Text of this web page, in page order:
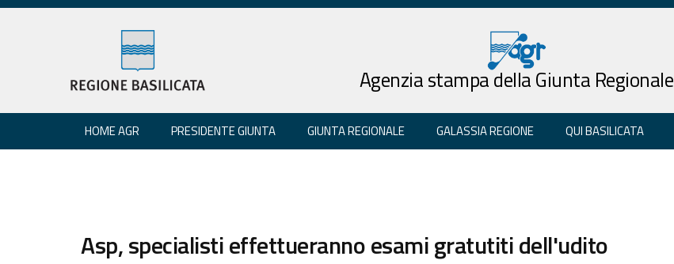
Agenzia stampa della Giunta Regionale
HOME AGR PRESIDENTE GIUNTA GIUNTA REGIONALE GALASSIA REGIONE QUI BASILICATA
Asp, specialisti effettueranno esami gratutiti dell'udito